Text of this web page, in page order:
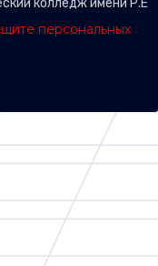
колледж имени Р.Е
персональных